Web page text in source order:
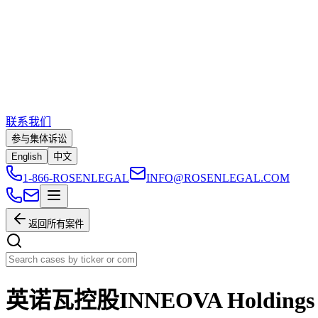
联系我们
参与集体诉讼
English
中文
1-866-ROSENLEGAL INFO@ROSENLEGAL.COM
返回所有案件
英诺瓦控股INNEOVA